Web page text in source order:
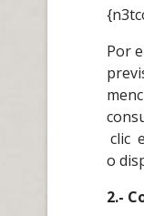
Por
clic
o
2.-